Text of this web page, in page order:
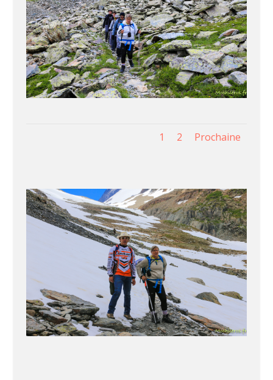
1 2 Prochaine